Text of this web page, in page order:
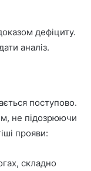
дефіциту.
аналіз.
поступово.
не підозрюючи
прояви:
складно